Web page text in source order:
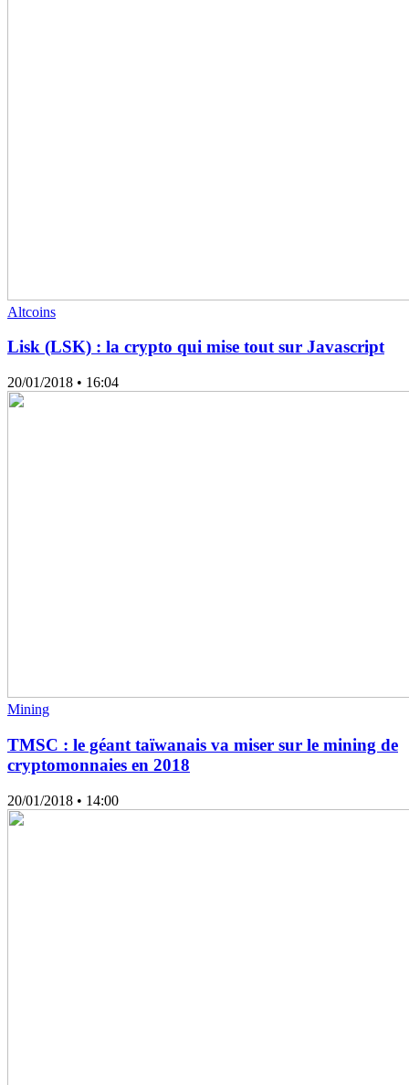
Altcoins
Lisk (LSK) : la crypto qui mise tout sur Javascript
20/01/2018 • 16:04
Mining
TMSC : le géant taïwanais va miser sur le mining de
cryptomonnaies en 2018
20/01/2018 • 14:00